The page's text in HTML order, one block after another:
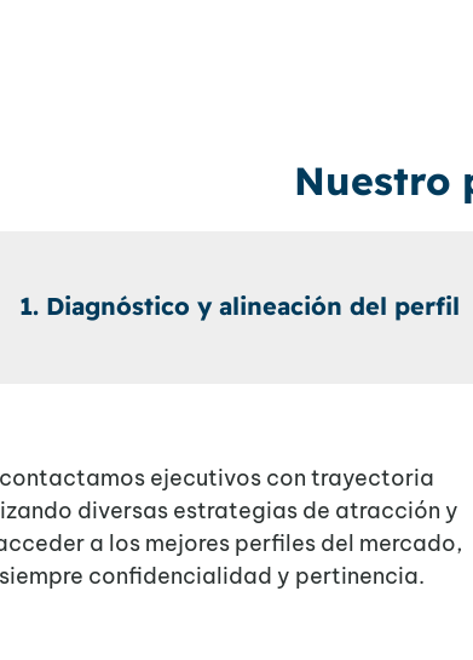
Nuestro
1. Diagnóstico y alineación del perfil
ejecutivos con trayectoria
diversas estrategias de atracción y
a los mejores perfiles del mercado,
confidencialidad y pertinencia.